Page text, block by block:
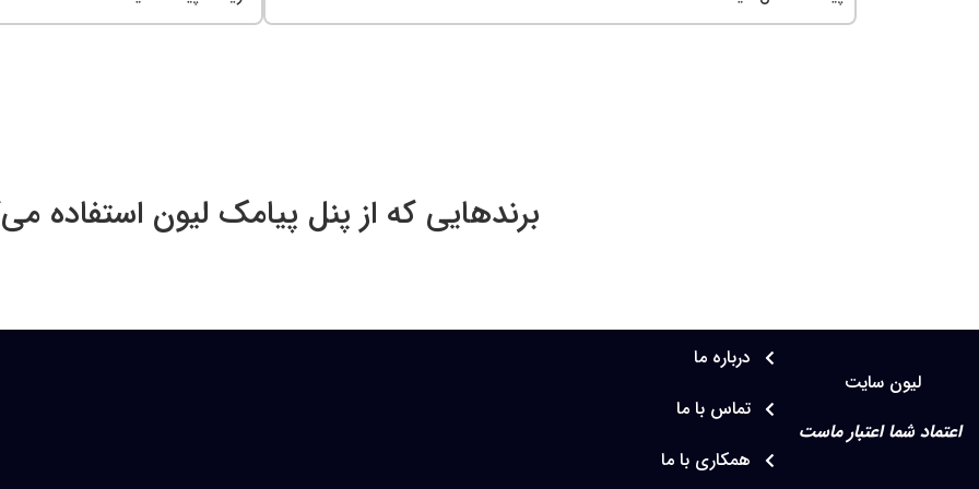
برندهایی که از پنل پیامک لیون استفاده
لیون سایت
اعتماد شما اعتبار ماست
درباره ما
تماس با ما
همکاری با ما